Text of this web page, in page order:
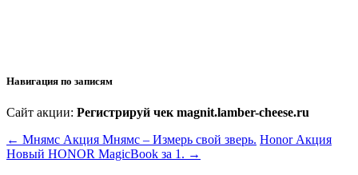
Навигация по записям
Сайт акции: Регистрируй чек magnit.lamber-cheese.ru
← Мнямс Акция Мнямс – Измерь свой зверь. Honor Акция
Новый HONOR MagicBook за 1. →